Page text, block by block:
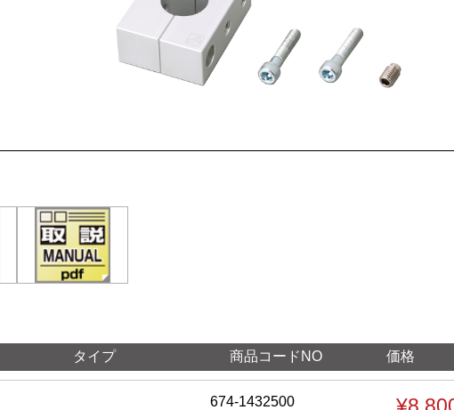
タイプ 商品コードNO 価格
674-1432500